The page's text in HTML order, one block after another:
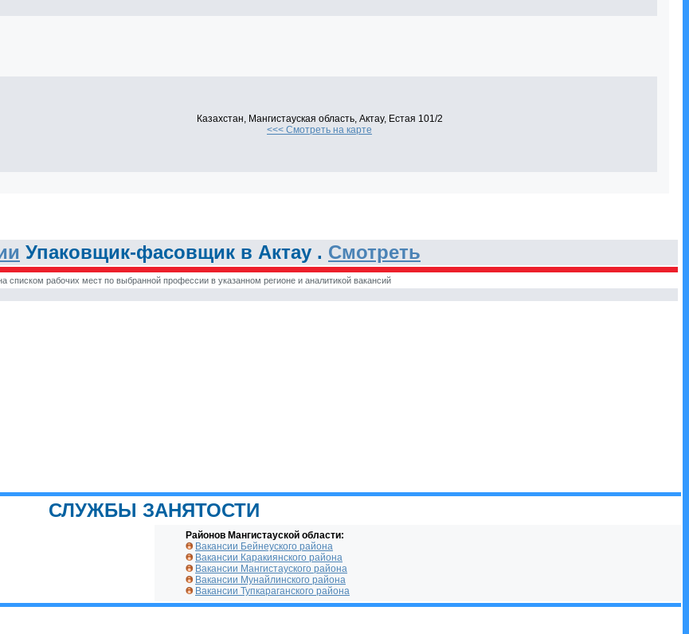
Казахстан, Мангистауская область, Актау, Естая 101/2
<<< Смотреть на карте
Упаковщик-фасовщик в Актау . Смотреть
списком рабочих мест по выбранной профессии в указанном регионе и аналитикой вакансий
СЛУЖБЫ ЗАНЯТОСТИ
Районов Мангистауской области:
Вакансии Бейнеуского района
Вакансии Каракиянского района
Вакансии Мангистауского района
Вакансии Мунайлинского района
Вакансии Тупкараганского района